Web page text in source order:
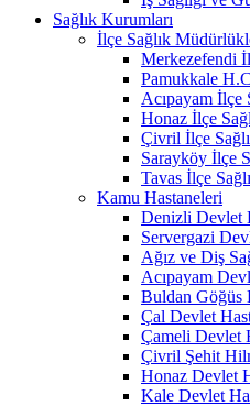
Sağlık Kurumları
İlçe Sağlık
Merkezefendi
Pamukkale
Acıpayam İlçe
Honaz İlçe
Çivril İlçe
Sarayköy İlçe
Tavas İlçe
Kamu Hastaneleri
Denizli Devlet
Servergazi
Ağız ve Diş
Acıpayam
Buldan Göğüs
Çal Devlet
Çameli Devlet
Çivril Şehit
Honaz Devlet
Kale Devlet